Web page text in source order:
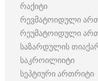
რაქიტი
რევმატოიდული
რეუმატოიდული
საზარდულის
საკროილიიტი
სეპტიური ართრიტი